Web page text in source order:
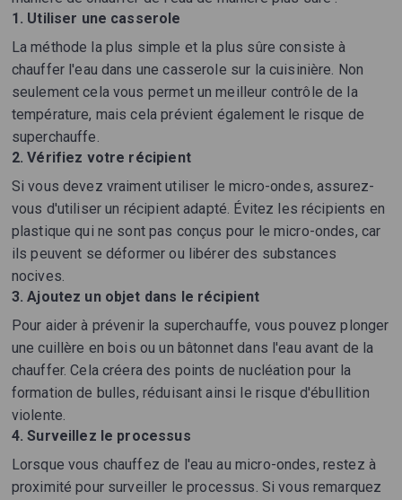
1. Utiliser une casserole
La méthode la plus simple et la plus sûre consiste à
chauffer l'eau dans une casserole sur la cuisinière. Non
seulement cela vous permet un meilleur contrôle de la
température, mais cela prévient également le risque de
superchauffe.
2. Vérifiez votre récipient
Si vous devez vraiment utiliser le micro-ondes, assurez-
vous d'utiliser un récipient adapté. Évitez les récipients en
plastique qui ne sont pas conçus pour le micro-ondes, car
ils peuvent se déformer ou libérer des substances
nocives.
3. Ajoutez un objet dans le récipient
Pour aider à prévenir la superchauffe, vous pouvez plonger
une cuillère en bois ou un bâtonnet dans l'eau avant de la
chauffer. Cela créera des points de nucléation pour la
formation de bulles, réduisant ainsi le risque d'ébullition
violente.
4. Surveillez le processus
Lorsque vous chauffez de l'eau au micro-ondes, restez à
proximité pour surveiller le processus. Si vous remarquez